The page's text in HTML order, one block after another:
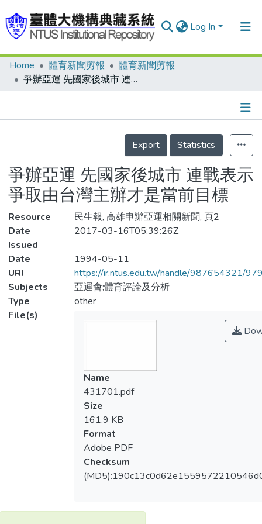
Log In
Communities & Collections
Statistics
Home 體育新聞剪報
體育新聞剪報
爭辦亞運 先國家後城市 連戰表示 爭取由台灣主辦才是當前目標
Details
Export
Statistics
爭辦亞運 先國家後城市 連戰表示
爭取由台灣主辦才是當前目標
Resource
民生報, 高雄申辦亞運相關新聞, 頁2
Date
Issued
2017-03-16T05:39:26Z
Date
1994-05-11
URI
https://ir.ntus.edu.tw/handle/987654321/
Subjects
亞運會;體育評論及分析
Type
other
File(s)
Name
431701.pdf
Size
161.9 KB
Format
Adobe PDF
Checksum